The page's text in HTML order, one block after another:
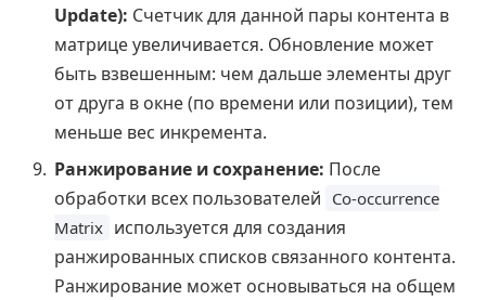
Update): Счетчик для данной пары контента в
матрице увеличивается. Обновление может
быть взвешенным: чем дальше элементы друг
от друга в окне (по времени или позиции), тем
меньше вес инкремента.
Ранжирование и сохранение: После
обработки всех пользователей Co-occurrence
Matrix используется для создания
ранжированных списков связанного контента.
Ранжирование может основываться на общем